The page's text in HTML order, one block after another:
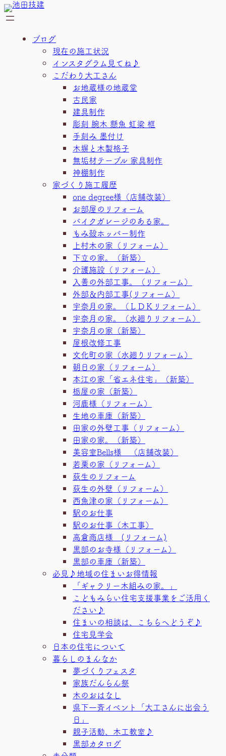
内
容
ブログ
現在の施工状況
インスタグラム見てね♪
こだわり大工さん
お地蔵様の地蔵堂
古民家
建具制作
彫刻 腕木 懸魚 虹梁 框
手刻み 墨付け
木塀と木製格子
無垢材テーブル 家具制作
神棚制作
家づくり施工履歴
one degree様（店舗改装）
お部屋のリフォーム
バイクガレージのある家。
もみ殻ホッパー制作
上村木の家（リフォーム）
下立の家。（新築）
介護施設（リフォーム）
入善の外部工事。（リフォーム）
外部＆内部工事(リフォーム）
宇奈月の家。（ＬＤＫリフォーム）
宇奈月の家。（水廻りリフォーム）
宇奈月の家（新築）
屋根改修工事
文化町の家（水廻りリフォーム）
朝日の家（リフォーム）
本江の家「省エネ住宅」（新築）
栃屋の家（新築）
河鹿様（リフォーム）
生地の車庫（新築）
田家の外壁工事（リフォーム）
田家の家。（新築）
美容室Bells様 （店舗改装）
若栗の家（リフォーム）
荻生のリフォーム
荻生の外壁（リフォーム）
西魚津の家（リフォーム）
駅のお仕事
駅のお仕事（木工事）
高倉商店様 (リフォーム)
黒部のお寺様（リフォーム）
黒部の車庫（新築）
必見♪地域の住まいお得情報
「ギャラリー木組みの家。」
こどもみらい住宅支援事業をご活用く
ださい♪
住まいの相談は、こちらへどうぞ♪
住宅見学会
日本の住宅について
暮らしのまんなか
夢づくりフェスタ
家族だんらん祭
木のおはなし
県下一斉イベント「大工さんに出会う
日」
親子活動、木工教室♪
黒部カタログ